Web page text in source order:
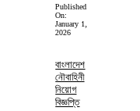
Published
On:
January 1,
2026
বাংলাদেশ
নৌবাহিনী
নিয়োগ
বিজ্ঞপ্তি